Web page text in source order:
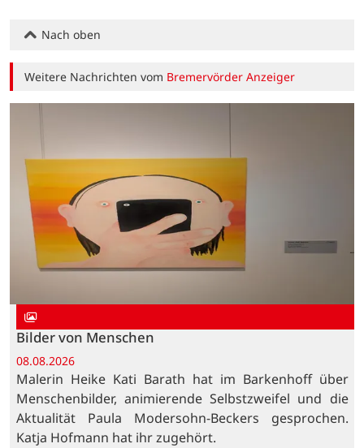
Nach oben
Weitere Nachrichten vom Bremervörder Anzeiger
Bilder von Menschen
08.08.2026
Malerin Heike Kati Barath hat im Barkenhoff über
Menschenbilder, animierende Selbstzweifel und die
Aktualität Paula Modersohn-Beckers gesprochen.
Katja Hofmann hat ihr zugehört.